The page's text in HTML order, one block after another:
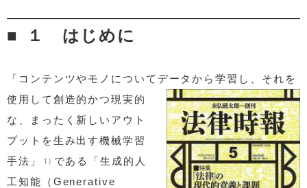
１ はじめに
「コンテンツやモノについてデータから学習し、 それを
使用して創造的かつ現実的
な、まったく新しいアウト
プットを生み出す機械学習
手法」
1) である「生成的人
工知能（Generative